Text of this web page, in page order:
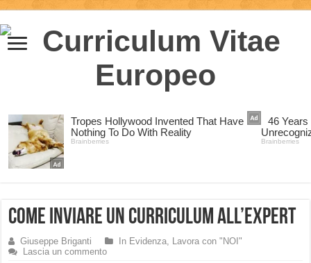
Come inviare un curriculum all’Expert
Giuseppe Briganti In Evidenza, Lavora con "NOI"
Lascia un commento